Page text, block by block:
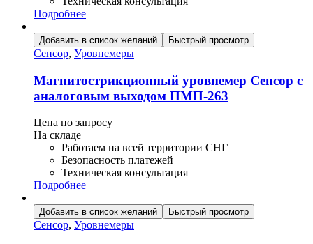
Подробнее
Добавить в список желаний Быстрый просмотр
Сенсор, Уровнемеры
Магнитострикционный уровнемер Сенсор с
аналоговым выходом ПМП-263
Цена по запросу
На складе
Работаем на всей территории СНГ
Безопасность платежей
Техническая консультация
Подробнее
Добавить в список желаний Быстрый просмотр
Сенсор, Уровнемеры